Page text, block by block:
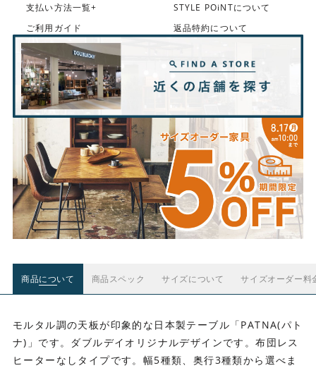
支払い方法一覧+
STYLE POiNTについて
ご利用ガイド
返品特約について
商品について 商品スペック サイズについて サイズオーダー料
モルタル調の天板が印象的な日本製テーブル「PATNA(パト
ナ)」です。ダブルデイオリジナルデザインです。布団レス
ヒーターなしタイプです。幅5種類、奥行3種類から選べま